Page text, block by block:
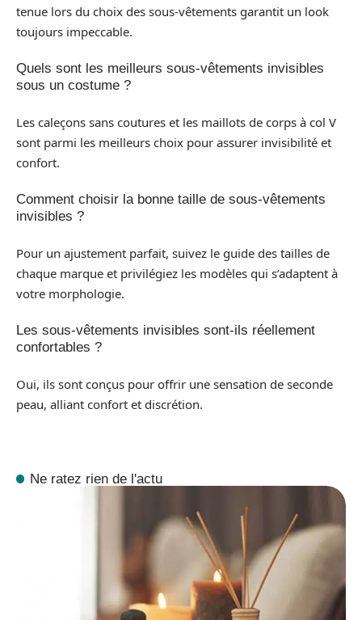
tenue lors du choix des sous-vêtements garantit un look
toujours impeccable.
Quels sont les meilleurs sous-vêtements invisibles
sous un costume ?
Les caleçons sans coutures et les maillots de corps à col V
sont parmi les meilleurs choix pour assurer invisibilité et
confort.
Comment choisir la bonne taille de sous-vêtements
invisibles ?
Pour un ajustement parfait, suivez le guide des tailles de
chaque marque et privilégiez les modèles qui s’adaptent à
votre morphologie.
Les sous-vêtements invisibles sont-ils réellement
confortables ?
Oui, ils sont conçus pour offrir une sensation de seconde
peau, alliant confort et discrétion.
Ne ratez rien de l'actu